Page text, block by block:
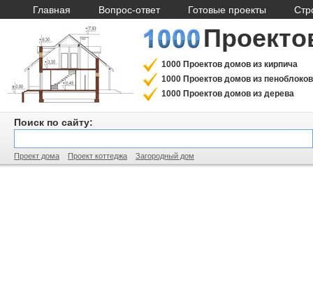
Главная Вопрос-ответ Готовые проекты
1000 Проектов домов из кирпича
1000 Проектов домов из пеноблоков
1000 Проектов домов из дерева
Поиск по сайту:
Проект дома Проект коттеджа Загородный дом